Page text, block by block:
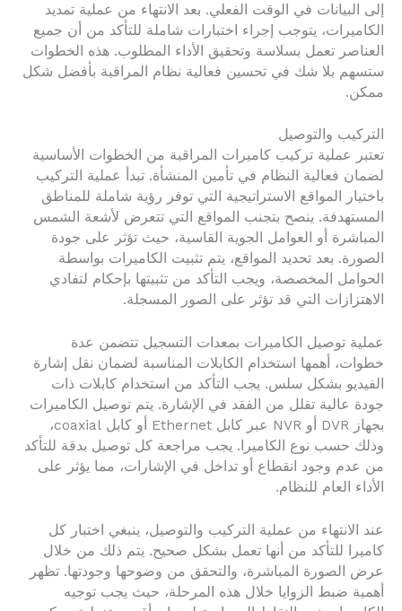
إلى البيانات في الوقت الفعلي. بعد الانتهاء من عملية تمديد
الكاميرات، يتوجب إجراء اختبارات شاملة للتأكد من أن جميع
العناصر تعمل بسلاسة وتحقيق الأداء المطلوب. هذه الخطوات
ستسهم بلا شك في تحسين فعالية نظام المراقبة بأفضل شكل
ممكن.
التركيب والتوصيل
تعتبر عملية تركيب كاميرات المراقبة من الخطوات الأساسية
لضمان فعالية النظام في تأمين المنشأة. تبدأ عملية التركيب
باختيار المواقع الاستراتيجية التي توفر رؤية شاملة للمناطق
المستهدفة. ينصح بتجنب المواقع التي تتعرض لأشعة الشمس
المباشرة أو العوامل الجوية القاسية، حيث تؤثر على جودة
الصورة. بعد تحديد المواقع، يتم تثبيت الكاميرات بواسطة
الحوامل المخصصة، ويجب التأكد من تثبيتها بإحكام لتفادي
الاهتزازات التي قد تؤثر على الصور المسجلة.
عملية توصيل الكاميرات بمعدات التسجيل تتضمن عدة
خطوات، أهمها استخدام الكابلات المناسبة لضمان نقل إشارة
الفيديو بشكل سلس. يجب التأكد من استخدام كابلات ذات
جودة عالية تقلل من الفقد في الإشارة. يتم توصيل الكاميرات
بجهاز DVR أو NVR عبر كابل Ethernet أو كابل coaxial،
وذلك حسب نوع الكاميرا. يجب مراجعة كل توصيل بدقة للتأكد
من عدم وجود انقطاع أو تداخل في الإشارات، مما يؤثر على
الأداء العام للنظام.
عند الانتهاء من عملية التركيب والتوصيل، ينبغي اختبار كل
كاميرا للتأكد من أنها تعمل بشكل صحيح. يتم ذلك من خلال
عرض الصورة المباشرة، والتحقق من وضوحها وجودتها. تظهر
أهمية ضبط الزوايا خلال هذه المرحلة، حيث يجب توجيه